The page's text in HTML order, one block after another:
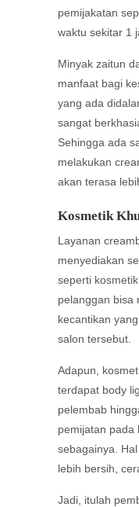
pemijakatan
waktu sekitar 1
Minyak zaitun
manfaat bagi
yang ada
sangat
Sehingga ada
melakukan
akan terasa
Kosmetik
Layanan
menyediakan
seperti
pelanggan bisa
kecantikan
salon tersebut.
Adapun,
terdapat body
pelembab
pemijatan pada
sebagainya.
lebih bersih,
Jadi, itulah